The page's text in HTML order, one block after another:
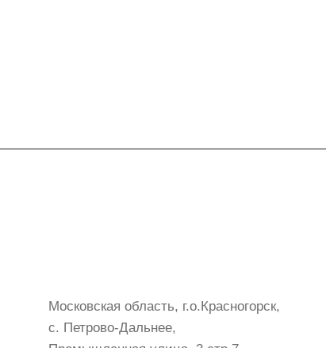
Московская область, г.о.Красногорск,
с. Петрово-Дальнее,